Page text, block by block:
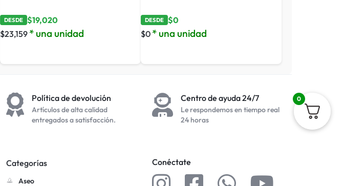
DESDE $19,020
$23,159 * una unidad
DESDE $0
$0 * una unidad
Política de devolución
Artículos de alta calidad
entregados a satisfacción.
Centro de ayuda 24/7
Le respondemos en tiempo real
24 horas
Categorías
Aseo
Conéctate
0